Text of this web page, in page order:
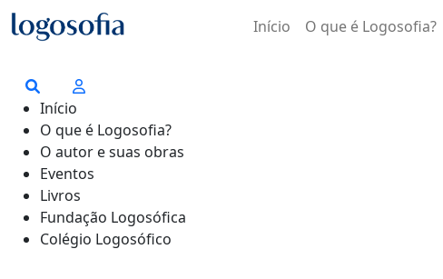
Início O que é Logosofia?
Início
O que é Logosofia?
O autor e suas obras
Eventos
Livros
Fundação Logosófica
Colégio Logosófico